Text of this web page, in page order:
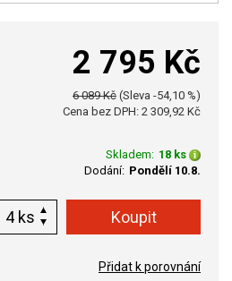
2 795 Kč
6 089 Kč (Sleva -54,10 %)
Cena bez DPH: 2 309,92 Kč
Skladem: 18 ks
Dodání: Pondělí 10.8.
ks
Přidat k porovnání